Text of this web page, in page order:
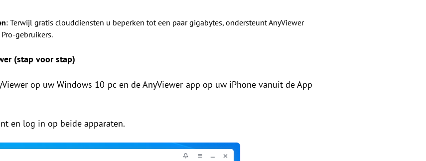
: Terwijl gratis clouddiensten u beperken tot een paar gigabytes, ondersteunt AnyViewer
gebruikers.
(stap voor stap)
op uw Windows 10-pc en de AnyViewer-app op uw iPhone vanuit de App
en log in op beide apparaten.